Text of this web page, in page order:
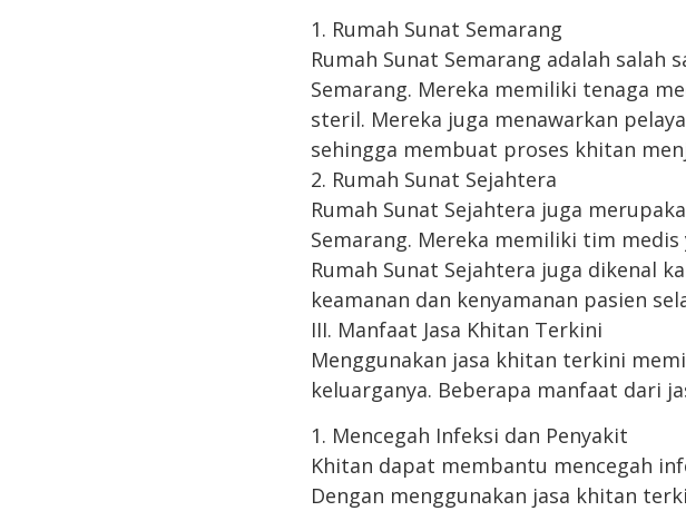
1. Rumah Sunat Semarang
Rumah Sunat Semarang adalah
Semarang. Mereka memiliki tenaga
steril. Mereka juga menawarkan
sehingga membuat proses khitan
2. Rumah Sunat Sejahtera
Rumah Sunat Sejahtera juga
Semarang. Mereka memiliki tim
Rumah Sunat Sejahtera juga dikenal
keamanan dan kenyamanan pasien
III. Manfaat Jasa Khitan Terkini
Menggunakan jasa khitan terkini
keluarganya. Beberapa manfaat dari
1. Mencegah Infeksi dan Penyakit
Khitan dapat membantu mencegah
Dengan menggunakan jasa khitan